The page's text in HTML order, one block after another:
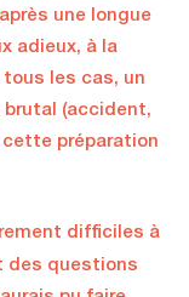
une longue
adieux, à la
les cas, un
(accident,
cette préparation
difficiles à
des questions